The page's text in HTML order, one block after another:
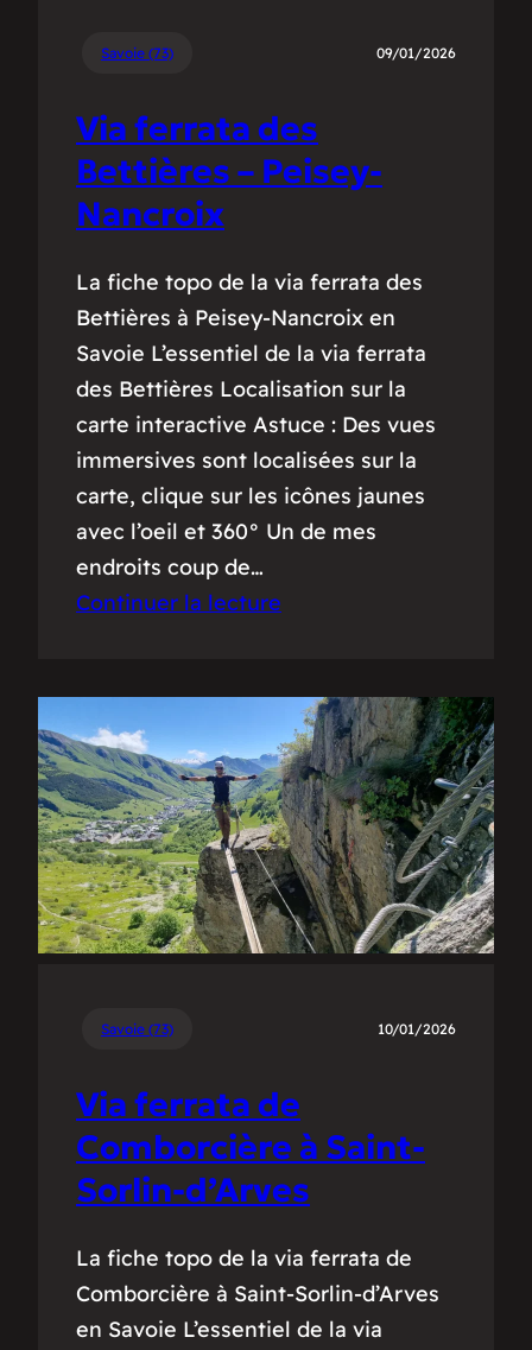
Savoie (73) 09/01/2026
Via ferrata des
Bettières – Peisey-
Nancroix
La fiche topo de la via ferrata des
Bettières à Peisey-Nancroix en
Savoie L’essentiel de la via ferrata
des Bettières Localisation sur la
carte interactive Astuce : Des vues
immersives sont localisées sur la
carte, clique sur les icônes jaunes
avec l’oeil et 360° Un de mes
endroits coup de…
Continuer la lecture
Savoie (73) 10/01/2026
Via ferrata de
Comborcière à Saint-
Sorlin-d’Arves
La fiche topo de la via ferrata de
Comborcière à Saint-Sorlin-d’Arves
en Savoie L’essentiel de la via